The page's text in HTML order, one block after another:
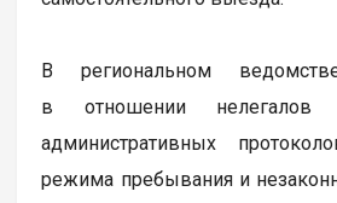
В региональном
в отношении нелегалов
административных
режима пребывания и